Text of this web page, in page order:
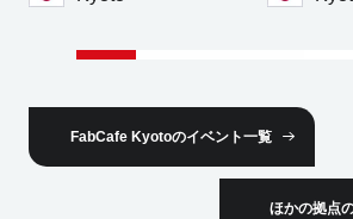
FabCafe Kyotoのイベント一覧
ほかの拠点